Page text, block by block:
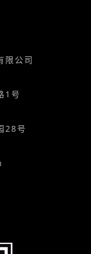
限公司
1号
28号